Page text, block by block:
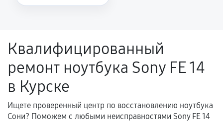
Поломка установленной детали при
нормальной эксплуатации в течение
гарантийного срока.
Несоответствие комплектующей заявленным
техническим характеристикам.
Квалифицированный
ремонт ноутбука Sony FE 14
в Курске
Ищете проверенный центр по восстановлению ноутбука
Сони? Поможем с любыми неисправностями Sony FE 14